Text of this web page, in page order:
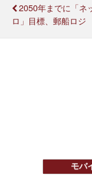
2050年までに「ネ
ロ」目標、郵船ロジ
モバ